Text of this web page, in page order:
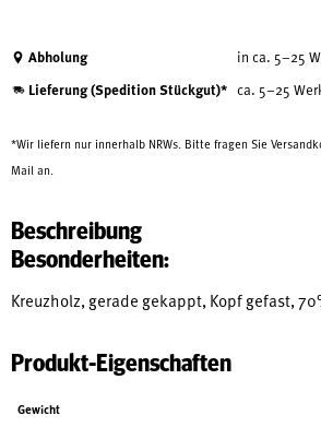
Abholung in ca. 5–25
Lieferung (Spedition Stückgut)* ca. 5–25
*Wir liefern nur innerhalb NRWs. Bitte fragen Sie
Mail an.
Beschreibung
Besonderheiten:
Kreuzholz, gerade gekappt, Kopf gefast,
Produkt-Eigenschaften
Gewicht